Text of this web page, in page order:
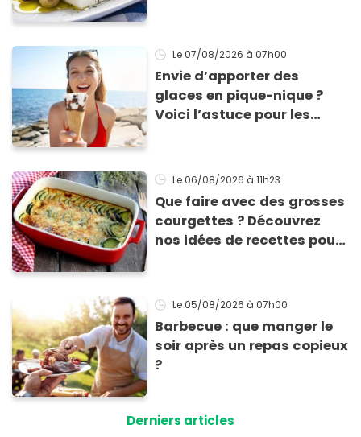
Le 07/08/2026 à 07h00
Envie d’apporter des
glaces en pique-nique ?
Voici l’astuce pour les
ne fondent !
Le 06/08/2026 à 11h23
Que faire avec des grosses
courgettes ? Découvrez
nos idées de recettes pour
Le 05/08/2026 à 07h00
Barbecue : que manger le
soir après un repas copieux
?
Derniers articles